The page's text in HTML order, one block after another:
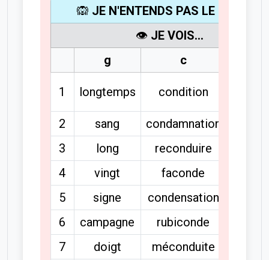
🙉 JE N'ENTENDS PAS LE SON [g]
👁️ JE VOIS...
g
c
1 longtemps condition
2
sang condamnation
3
long reconduire
4
vingt
faconde
5
signe
condensation
6
campagne
rubiconde
7
doigt méconduite